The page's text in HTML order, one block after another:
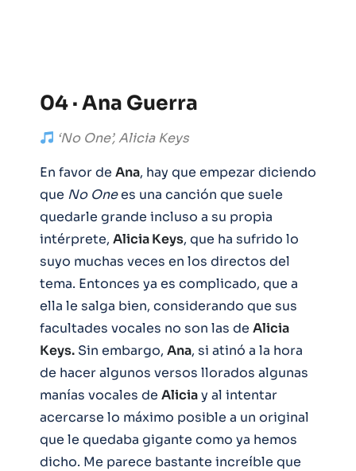
04 · Ana Guerra
‘No One’, Alicia Keys
En favor de Ana, hay que empezar diciendo
que No Onees una canción que suele
quedarle grande incluso a su propia
intérprete, Alicia Keys, que ha sufrido lo
suyo muchas veces en los directos del
tema. Entonces ya es complicado, que a
ella le salga bien, considerando que sus
facultades vocales no son las de Alicia
Keys. Sin embargo, Ana, si atinó a la hora
de hacer algunos versos llorados algunas
manías vocales de Aliciay al intentar
acercarse lo máximo posible a un original
que le quedaba gigante como ya hemos
dicho. Me parece bastante increíble que